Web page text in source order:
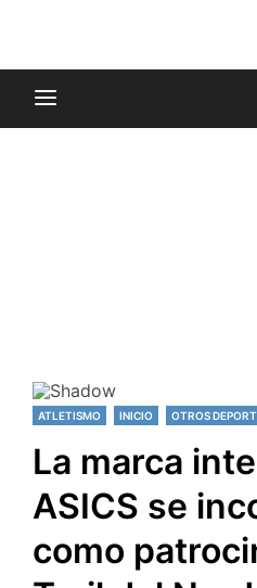
ATLETISMO INICIO OTROS
La marca
ASICS se
como